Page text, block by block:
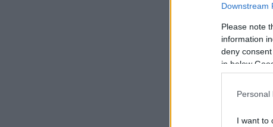
Downstream
Please note
information
deny
in below
Personal
I want to
«Με έχει